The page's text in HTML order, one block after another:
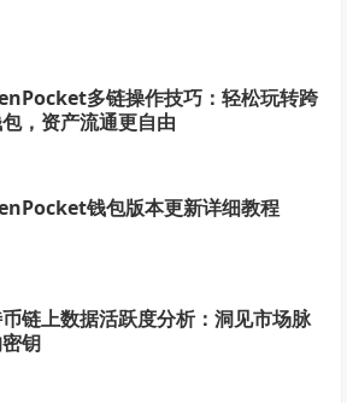
多链操作技巧：轻松玩转跨
，资产流通更自由
钱包版本更新详细教程
链上数据活跃度分析：洞见市场脉
钥